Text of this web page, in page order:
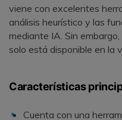
viene con excelentes
análisis heurístico y las
mediante IA. Sin
solo está disponible en la
Características
Cuenta con una